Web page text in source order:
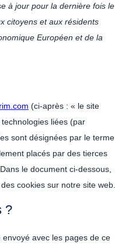
à jour pour la dernière fois le
citoyens et aux résidents
Européen et de la
(ci-après : « le site
liées (par
sont désignées par le terme
placés par des tierces
le document ci-dessous,
cookies sur notre site web.
?
avec les pages de ce